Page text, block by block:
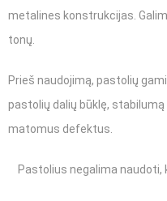
metalines konstrukcijas.
tonų.
Prieš naudojimą, pastolių
pastolių dalių būklę,
matomus defektus.
Pastolius negalima naudoti,